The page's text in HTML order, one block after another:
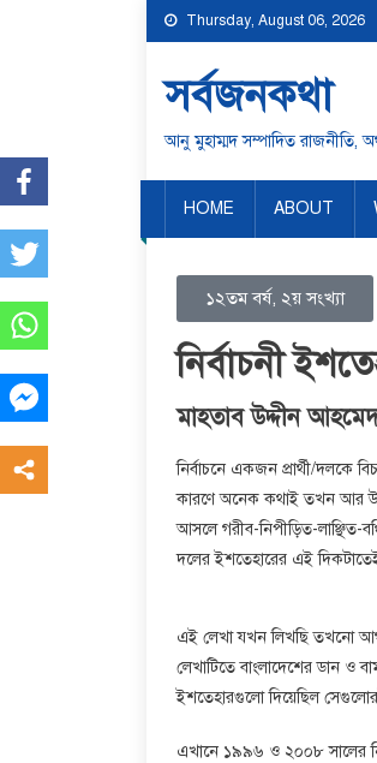
Thursday, August 06, 2026
সর্বজনকথা
আনু মুহাম্মদ সম্পাদিত রাজনীতি,
HOME ABOUT
১২তম বর্ষ, ২য় সংখ্যা
নির্বাচনী
মাহতাব উদ্দীন
নির্বাচনে একজন প্রার্থী/দলকে
কারণে অনেক কথাই তখন আর
আসলে গরীব-নিপীড়িত-লাঞ্ছিত-
দলের ইশতেহারের এই দিকটাতেই
এই লেখা যখন লিখছি তখনো
লেখাটিতে বাংলাদেশের ডান ও
ইশতেহারগুলো দিয়েছিল
এখানে ১৯৯৬ ও ২০০৮ সালের